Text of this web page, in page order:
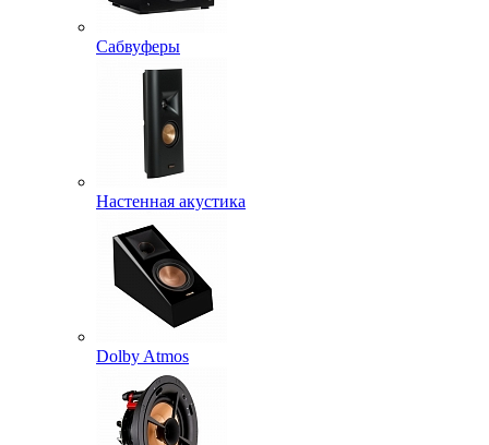
Сабвуферы
Настенная акустика
Dolby Atmos